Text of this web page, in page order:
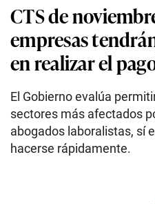
CTS de
empresas
en realizar el
El Gobierno evalúa
sectores más afectados
abogados laboralistas, sí
hacerse rápidamente.